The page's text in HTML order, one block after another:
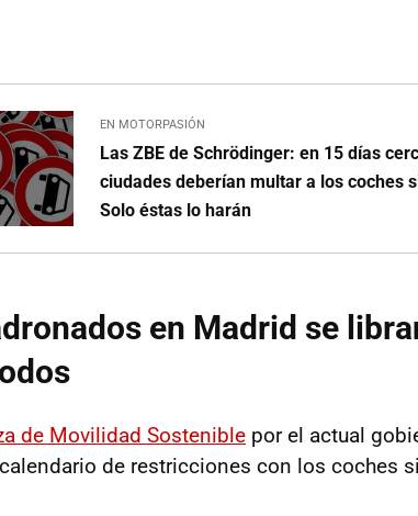
EN MOTORPASIÓN
Las ZBE de Schrödinger: en 15 días
ciudades deberían multar a los coches
Solo éstas lo harán
en Madrid se
de Movilidad Sostenible por el actual
de restricciones con los coches